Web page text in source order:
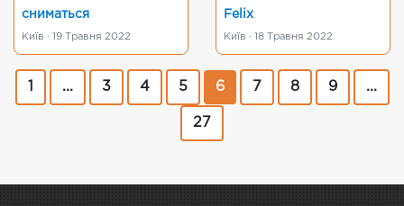
сниматься
Київ · 19 Травня 2022
Felix
Київ · 18 Травня 2022
... 3 4 5 6 7 8 9 ...
27